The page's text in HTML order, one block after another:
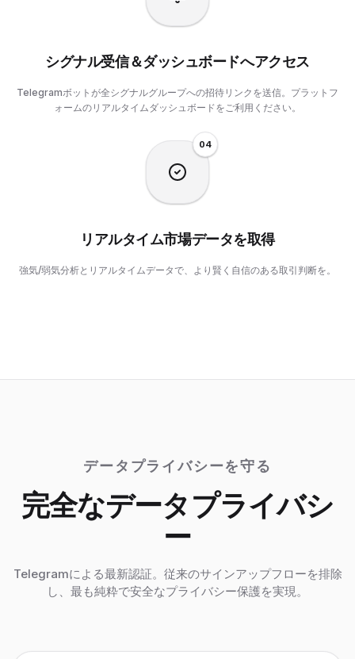
シグナル受信＆ダッシュボードへアクセス
Telegramボットが全シグナルグループへの招待リンクを送信。プラットフ
ォームのリアルタイムダッシュボードをご利用ください。
04
リアルタイム市場データを取得
強気/弱気分析とリアルタイムデータで、より賢く自信のある取引判断を。
データプライバシーを守る
完全なデータプライバシ
ー
Telegramによる最新認証。従来のサインアップフローを排除
し、最も純粋で安全なプライバシー保護を実現。